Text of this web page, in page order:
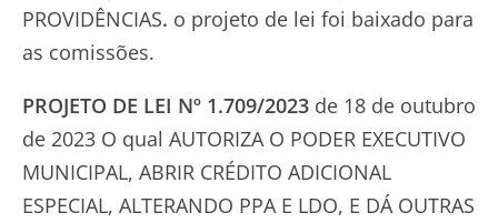
PROVIDÊNCIAS. o projeto de lei foi baixado para
as comissões.
PROJETO DE LEI Nº 1.709/2023 de 18 de outubro
de 2023 O qual AUTORIZA O PODER EXECUTIVO
MUNICIPAL, ABRIR CRÉDITO ADICIONAL
ESPECIAL, ALTERANDO PPA E LDO, E DÁ OUTRAS